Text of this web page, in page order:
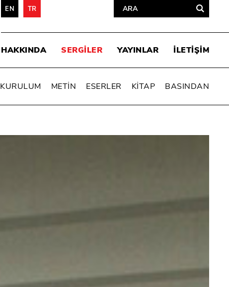
EN TR
HAKKINDA SERGİLER YAYINLAR İLETİŞİM
KURULUM METİN ESERLER KİTAP BASINDAN